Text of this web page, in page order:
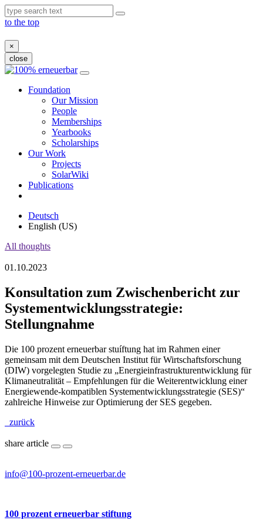
to the top
×
close
Skip
contentFoundation
Our Mission
People
Memberships
Yearbooks
Scholarships
Our Work
Projects
SolarWiki
Publications
Deutsch
English (US)
All thoughts
01.10.2023
Konsultation zum Zwischenbericht zur
Systementwicklungsstrategie:
Stellungnahme
Die 100 prozent erneuerbar stuíftung hat im Rahmen einer
gemeinsam mit dem Deutschen Institut für Wirtschaftsforschung
(DIW) vorgelegten Studie zu „Energieinfrastrukturentwicklung für
Klimaneutralität – Empfehlungen für die Weiterentwicklung einer
Energiewende-kompatiblen Systementwicklungsstrategie (SES)“
zahlreiche Hinweise zur Optimierung der SES gegeben.
zurück
share article
info@100-prozent-erneuerbar.de
100 prozent erneuerbar stiftung